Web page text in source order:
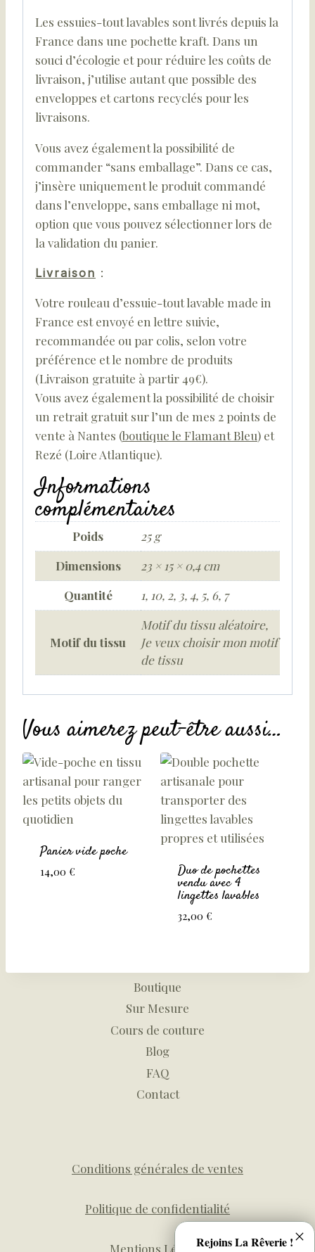
Les essuies-tout lavables sont livrés depuis la
France dans une pochette kraft. Dans un
souci d’écologie et pour réduire les coûts de
livraison, j’utilise autant que possible des
enveloppes et cartons recyclés pour les
livraisons.
Vous avez également la possibilité de
commander “sans emballage”. Dans ce cas,
j’insère uniquement le produit commandé
dans l’enveloppe, sans emballage ni mot,
option que vous pouvez sélectionner lors de
la validation du panier.
Livraison :
Votre rouleau d’essuie-tout lavable made in
France est envoyé en lettre suivie,
recommandée ou par colis, selon votre
préférence et le nombre de produits
(Livraison gratuite à partir 49€).
Vous avez également la possibilité de choisir
un retrait gratuit sur l’un de mes 2 points de
vente à Nantes (boutique le Flamant Bleu) et
Rezé (Loire Atlantique).
Informations
complémentaires
Poids
25 g
Dimensions
23 × 15 × 0,4 cm
Quantité
1, 10, 2, 3, 4, 5, 6, 7
Motif du tissu
Motif du tissu aléatoire,
Je veux choisir mon motif
de tissu
Vous aimerez peut-être aussi…
Panier vide poche
14,00 € Duo de pochettes
vendu avec 4
lingettes lavables
32,00 €
Boutique
Sur Mesure
Cours de couture
Blog
FAQ
Contact
Conditions générales de ventes
Politique de confidentialité
Mentions LégalesRejoins La Rêverie !